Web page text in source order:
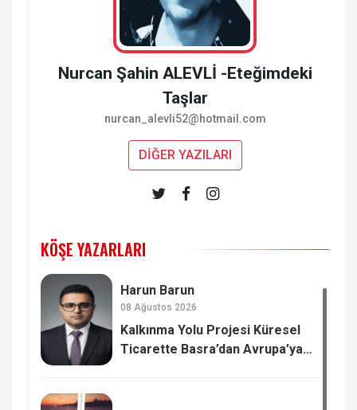
Nurcan Şahin ALEVLİ -Eteğimdeki
Taşlar
nurcan_alevli52@hotmail.com
DİĞER YAZILARI
KÖŞE YAZARLARI
Harun Barun
08 Ağustos 2026
Kalkınma Yolu Projesi Küresel
Ticarette Basra’dan Avrupa’ya